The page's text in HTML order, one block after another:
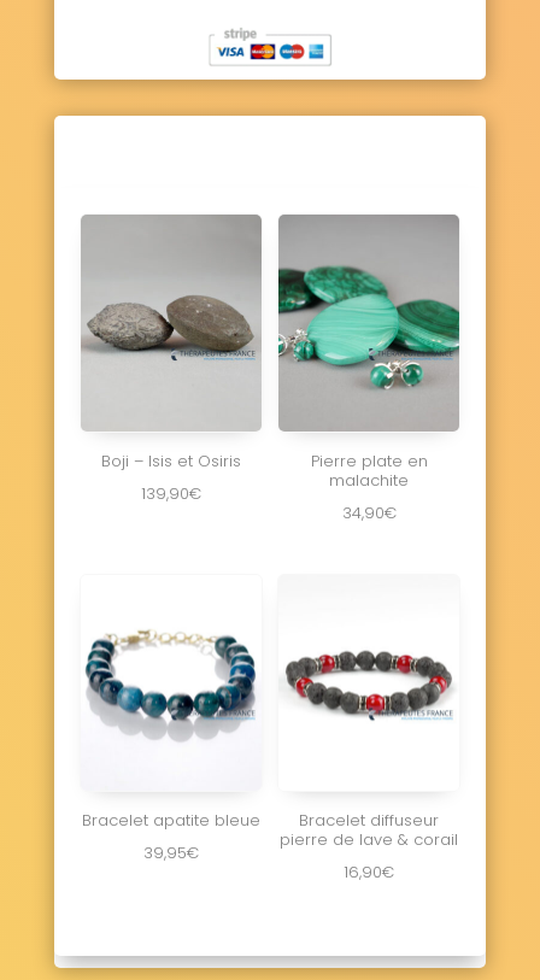
Boji – Isis et Osiris
139,90€
Pierre plate en
malachite
34,90€
Bracelet apatite bleue
39,95€
Bracelet diffuseur
pierre de lave & corail
16,90€